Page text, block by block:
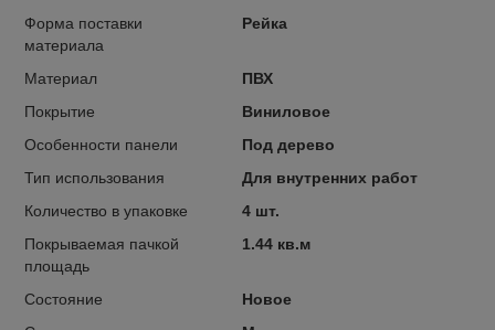
Форма поставки
материала
Рейка
Материал
ПВХ
Покрытие
Виниловое
Особенности панели
Под дерево
Тип использования
Для внутренних работ
Количество в упаковке
4 шт.
Покрываемая пачкой
площадь
1.44 кв.м
Состояние
Новое